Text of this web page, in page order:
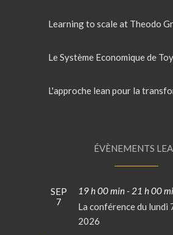
Learning to scale at Theodo
ÉVÈNEMENTS
SEP
7
19 h 00 min- 21 h 00
La conférence du lundi
2026